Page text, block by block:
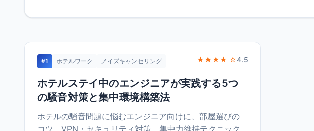
#1 ホテルワーク ノイズキャンセリング ★★★★ ☆4.5
ホテルステイ中のエンジニアが実践する5つ
の騒音対策と集中環境構築法
ホテルの騒音問題に悩むエンジニア向けに、部屋選びの
コツ、VPN・セキュリティ対策、集中力維持テクニック